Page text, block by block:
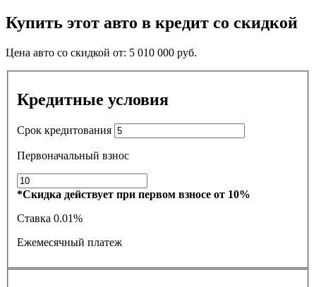
Купить этот авто в кредит со скидкой
Цена авто со скидкой от: 5 010 000 руб.
Кредитные условия
Срок кредитования
Первоначальный взнос
*Скидка действует при первом взносе от 10%
Ставка 0.01%
Ежемесячный платеж